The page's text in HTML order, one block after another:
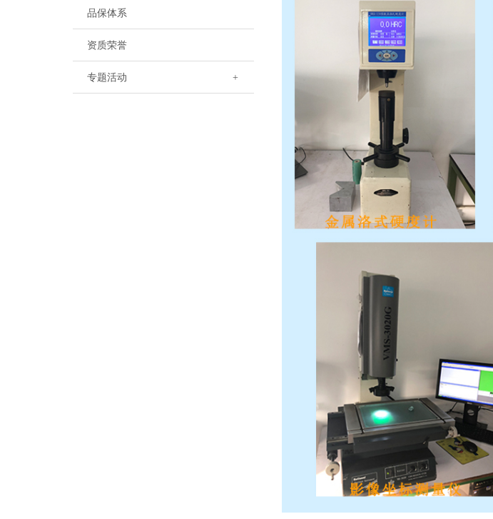
品保体系
资质荣誉
+
专题活动